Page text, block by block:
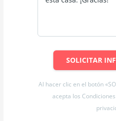
SOLICITAR
Al hacer clic en el botón
acepta los